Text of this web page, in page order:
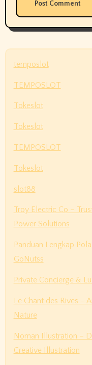
temposlot
TEMPOSLOT
Tokeslot
Tokeslot
TEMPOSLOT
Tokeslot
slot88
Troy Electric Co –
Power Solutions
Panduan Lengkap
GoNutss
Private Concierge &
Le Chant des Rives –
Nature
Noman Illustration –
Creative Illustration